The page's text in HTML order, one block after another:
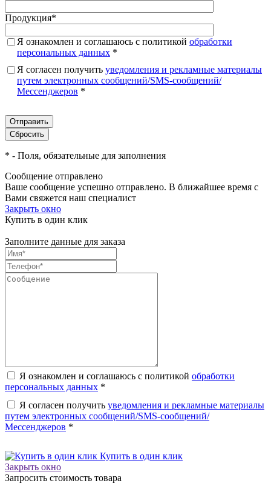
Продукция*
Я ознакомлен и соглашаюсь с политикой обработки
персональных данных *
Я согласен получить уведомления и рекламные материалы
путем электронных сообщений/SMS-сообщений/
Мессенджеров *
* - Поля, обязательные для заполнения
Сообщение отправлено
Ваше сообщение успешно отправлено. В ближайшее время с
Вами свяжется наш специалист
Закрыть окно
Купить в один клик
Заполните данные для заказа
Я ознакомлен и соглашаюсь с политикой обработки
персональных данных *
Я согласен получить уведомления и рекламные материалы
путем электронных сообщений/SMS-сообщений/
Мессенджеров *
Купить в один клик
Закрыть окно
Запросить стоимость товара